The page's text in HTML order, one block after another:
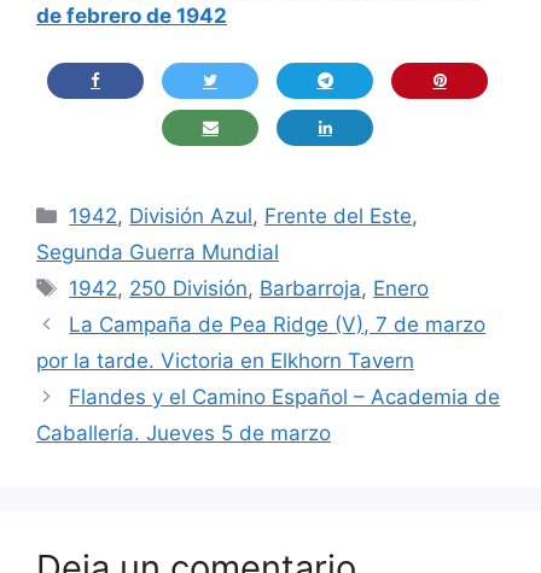
de febrero de 1942
Categorías
1942, División Azul, Frente del Este,
Segunda Guerra Mundial
Etiquetas
1942, 250 División, Barbarroja, Enero
La Campaña de Pea Ridge (V), 7 de marzo
por la tarde. Victoria en Elkhorn Tavern
Flandes y el Camino Español – Academia de
Caballería. Jueves 5 de marzo